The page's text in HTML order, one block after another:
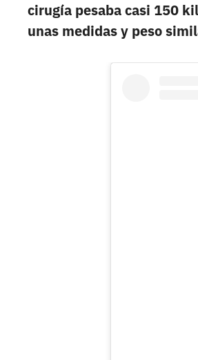
cirugía pesaba casi 150
unas medidas y peso